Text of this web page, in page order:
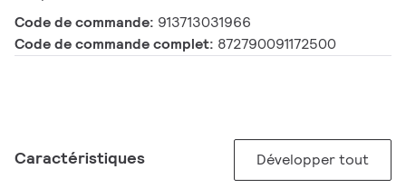
Code de commande: 913713031966
Code de commande complet: 872790091172500
Caractéristiques Développer tout